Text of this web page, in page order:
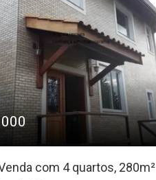
com 4 quartos, 280m²